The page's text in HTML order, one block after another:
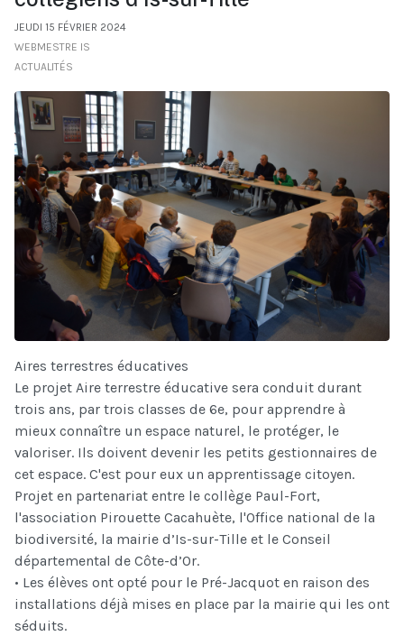
JEUDI 15 FÉVRIER 2024
WEBMESTRE IS
ACTUALITÉS
Aires terrestres éducatives
Le projet Aire terrestre éducative sera conduit durant
trois ans, par trois classes de 6e, pour apprendre à
mieux connaître un espace naturel, le protéger, le
valoriser. Ils doivent devenir les petits gestionnaires de
cet espace. C'est pour eux un apprentissage citoyen.
Projet en partenariat entre le collège Paul-Fort,
l'association Pirouette Cacahuète, l'Office national de la
biodiversité, la mairie d’Is-sur-Tille et le Conseil
départemental de Côte-d’Or.
• Les élèves ont opté pour le Pré-Jacquot en raison des
installations déjà mises en place par la mairie qui les ont
séduits.